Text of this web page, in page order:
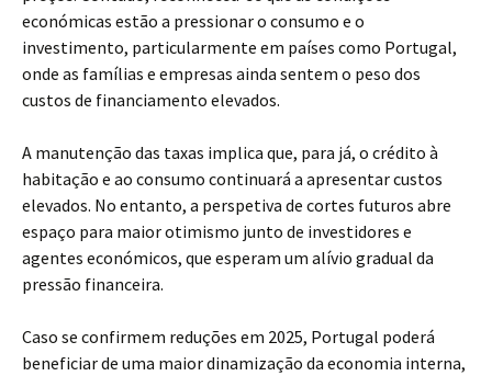
económicas estão a pressionar o consumo e o
investimento, particularmente em países como Portugal,
onde as famílias e empresas ainda sentem o peso dos
custos de financiamento elevados.
A manutenção das taxas implica que, para já, o crédito à
habitação e ao consumo continuará a apresentar custos
elevados. No entanto, a perspetiva de cortes futuros abre
espaço para maior otimismo junto de investidores e
agentes económicos, que esperam um alívio gradual da
pressão financeira.
Caso se confirmem reduções em 2025, Portugal poderá
beneficiar de uma maior dinamização da economia interna,